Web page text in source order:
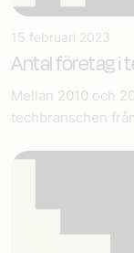
15 februari 2023
Antal företag i
Mellan 2010 och
techbranschen